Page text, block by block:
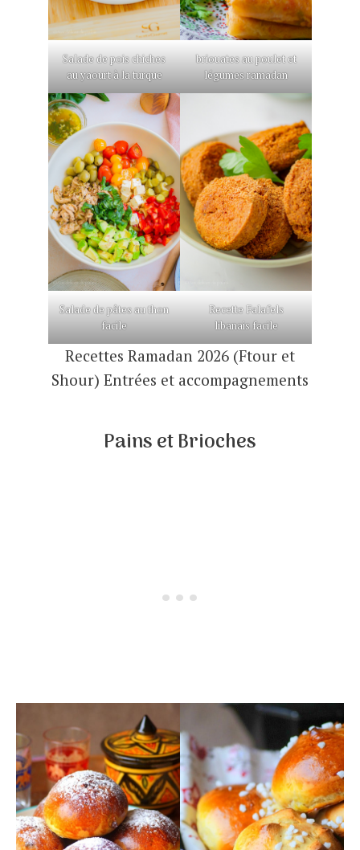
Salade de pois chiches
au yaourt à la turque
briouates au poulet et
légumes ramadan
Salade de pâtes au thon
facile
Recette Falafels
libanais facile
Recettes Ramadan 2026 (Ftour et
Shour) Entrées et accompagnements
Pains et Brioches